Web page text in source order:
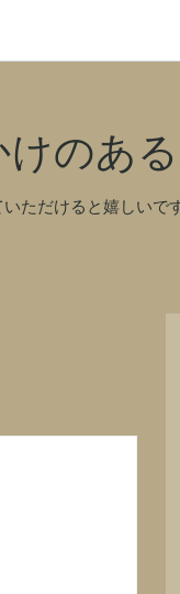
のある
いただけると嬉しいで